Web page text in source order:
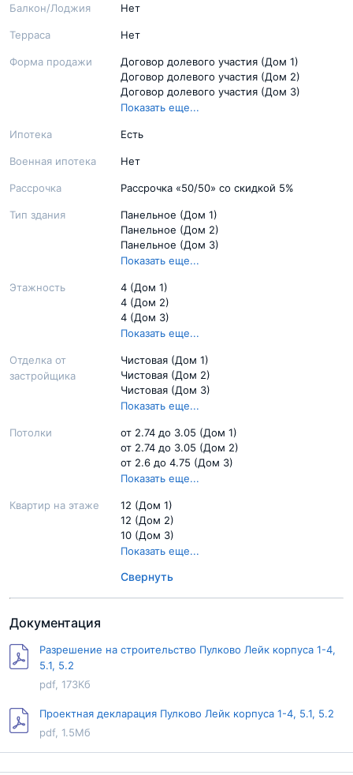
Балкон/Лоджия Нет
Терраса Нет
Форма продажи
Договор долевого участия (Дом 1)
Договор долевого участия (Дом 2)
Договор долевого участия (Дом 3)
Договор долевого участия (Дом 4)
Показать еще...
Ипотека Есть
Военная ипотека Нет
Рассрочка Рассрочка «50/50» со скидкой 5%
Тип здания
Панельное (Дом 1)
Панельное (Дом 2)
Панельное (Дом 3)
Панельное (Дом 4)
Показать еще...
Этажность
4 (Дом 1)
4 (Дом 2)
4 (Дом 3)
4 (Дом 4)
Показать еще...
Отделка от
застройщика
Чистовая (Дом 1)
Чистовая (Дом 2)
Чистовая (Дом 3)
Чистовая (Дом 4)
Показать еще...
Потолки
от 2.74 до 3.05 (Дом 1)
от 2.74 до 3.05 (Дом 2)
от 2.6 до 4.75 (Дом 3)
от 2.6 до 4.77 (Дом 4)
Показать еще...
Квартир на этаже
12 (Дом 1)
12 (Дом 2)
10 (Дом 3)
11 (Дом 4)
Показать еще...
Свернуть
Документация
Разрешение на строительство Пулково Лейк корпуса 1-4,
5.1, 5.2
pdf, 173Кб
Проектная декларация Пулково Лейк корпуса 1-4, 5.1, 5.2
pdf, 1.5Мб